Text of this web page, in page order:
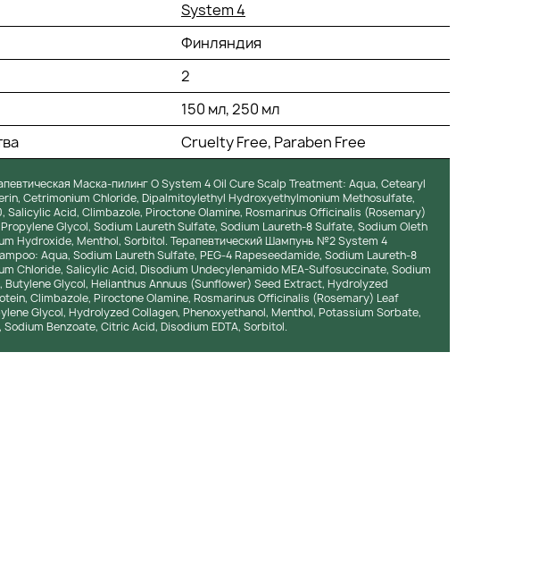
System 4
Финляндия
2
150 мл, 250 мл
Cruelty Free, Paraben Free
Маска-пилинг O System 4 Oil Cure Scalp Treatment: Aqua, Cetearyl
Cetrimonium Chloride, Dipalmitoylethyl Hydroxyethylmonium Methosulfate,
Salicylic Acid, Climbazole, Piroctone Olamine, Rosmarinus Officinalis (Rosemary)
Glycol, Sodium Laureth Sulfate, Sodium Laureth-8 Sulfate, Sodium Oleth
Hydroxide, Menthol, Sorbitol. Терапевтический Шампунь №2 System 4
Aqua, Sodium Laureth Sulfate, PEG-4 Rapeseedamide, Sodium Laureth-8
Chloride, Salicylic Acid, Disodium Undecylenamido MEA-Sulfosuccinate, Sodium
Butylene Glycol, Helianthus Annuus (Sunflower) Seed Extract, Hydrolyzed
Climbazole, Piroctone Olamine, Rosmarinus Officinalis (Rosemary) Leaf
Glycol, Hydrolyzed Collagen, Phenoxyethanol, Menthol, Potassium Sorbate,
Sodium Benzoate, Citric Acid, Disodium EDTA, Sorbitol.